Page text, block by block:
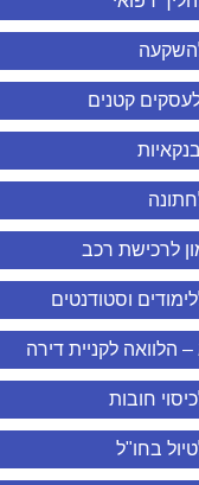
קטנים
לרכישת רכב
וסטודנטים
הלוואה לקניית דירה
חובות
בחו"ל